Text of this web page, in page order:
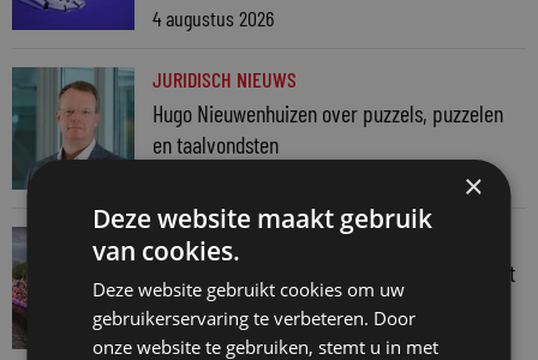
4 augustus 2026
JURIDISCH NIEUWS
Hugo Nieuwenhuizen over puzzels, puzzelen
en taalvondsten
JURIDISCH NIEUWS
Regenboognetwerk van de Rechtspraak vaart
mee met botenparade Pride
3 augustus 2026
×
Deze website maakt gebruik
van cookies.
Deze website gebruikt cookies om uw
gebruikerservaring te verbeteren. Door
onze website te gebruiken, stemt u in met